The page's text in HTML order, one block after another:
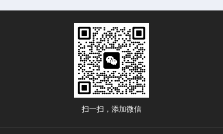
扫一扫，添加微信